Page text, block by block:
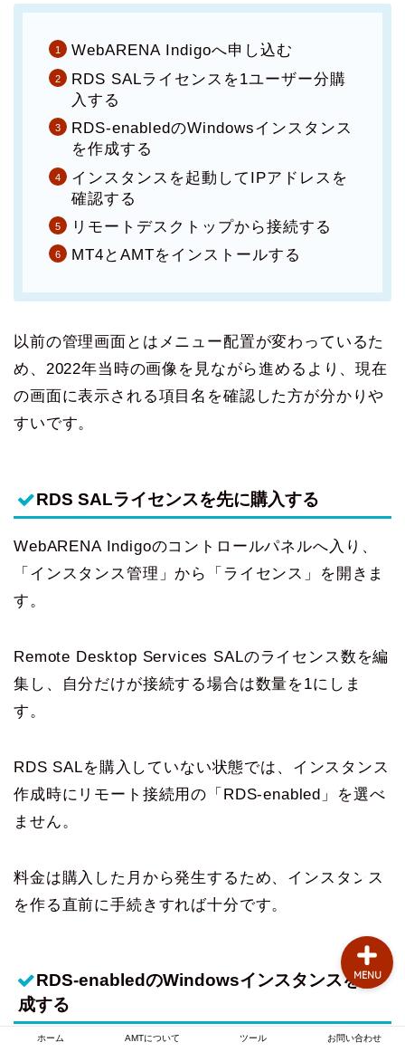
WebARENA Indigoへ申し込む
RDS SALライセンスを1ユーザー分購
入する
RDS-enabledのWindowsインスタンス
を作成する
インスタンスを起動してIPアドレスを
確認する
リモートデスクトップから接続する
MT4とAMTをインストールする
以前の管理画面とはメニュー配置が変わっているた
め、2022年当時の画像を見ながら進めるより、現在
の画面に表示される項目名を確認した方が分かりや
すいです。
RDS SALライセンスを先に購入する
WebARENA Indigoのコントロールパネルへ入り、
「インスタンス管理」から「ライセンス」を開きま
す。
Remote Desktop Services SALのライセンス数を編
集し、自分だけが接続する場合は数量を1にしま
す。
RDS SALを購入していない状態では、インスタンス
作成時にリモート接続用の「RDS-enabled」を選べ
ません。
料金は購入した月から発生するため、インスタンス
を作る直前に手続きすれば十分です。
RDS-enabledのWindowsインスタンスを作
成する
ホーム AMTについて ツール お問い合わせ
MENU
お問い合わせ
自動売買のお悩み
FX業者